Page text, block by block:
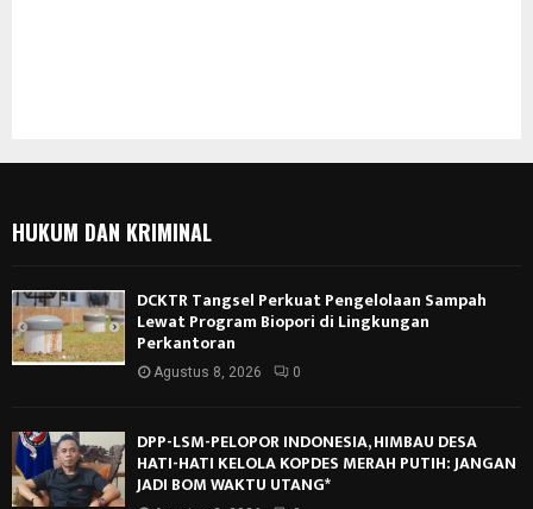
HUKUM DAN KRIMINAL
DCKTR Tangsel Perkuat Pengelolaan Sampah
Lewat Program Biopori di Lingkungan
Perkantoran
Agustus 8, 2026 0
DPP-LSM-PELOPOR INDONESIA, HIMBAU DESA
HATI-HATI KELOLA KOPDES MERAH PUTIH: JANGAN
JADI BOM WAKTU UTANG*